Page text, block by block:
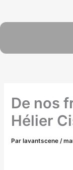
contenu
De nos
Hélier
Parlavantscene /